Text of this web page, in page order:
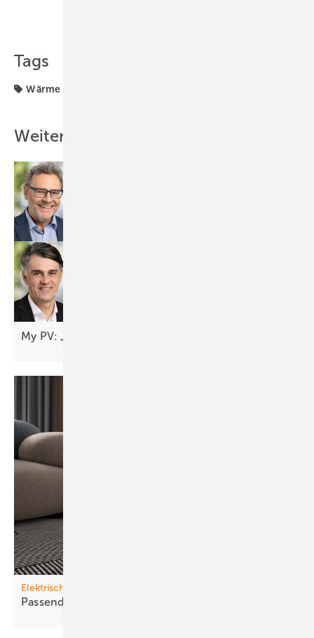
Tags
Wärme
Weitere Inhalte
My PV: „Das Autarkiethema fängt gerade erst
Elektrische Direktheizungen
Passende H eizung für jede